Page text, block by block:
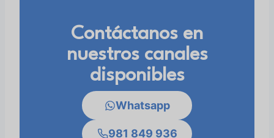
Contáctanos en
nuestros canales
disponibles
Whatsapp
981 849 936